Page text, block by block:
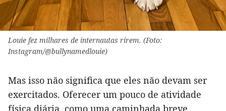
Louie fez milhares de internautas rirem. (Foto:
Instagram/@bullynamedlouie)
Mas isso não significa que eles não devam ser
exercitados. Oferecer um pouco de atividade
física diária, como uma caminhada breve,